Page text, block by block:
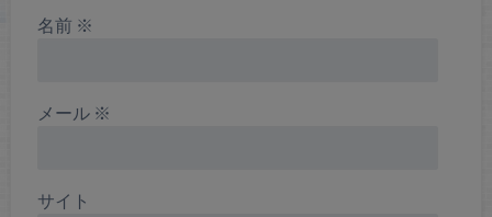
名前 ※
メール ※
サイト